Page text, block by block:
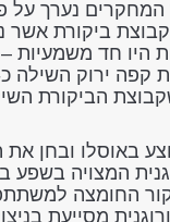
נערך על
ביקורת אשר
היו חד משמעיות
הביקורת
באוסלו ובחן
המצויה בשפע
החומצה
מסייעת